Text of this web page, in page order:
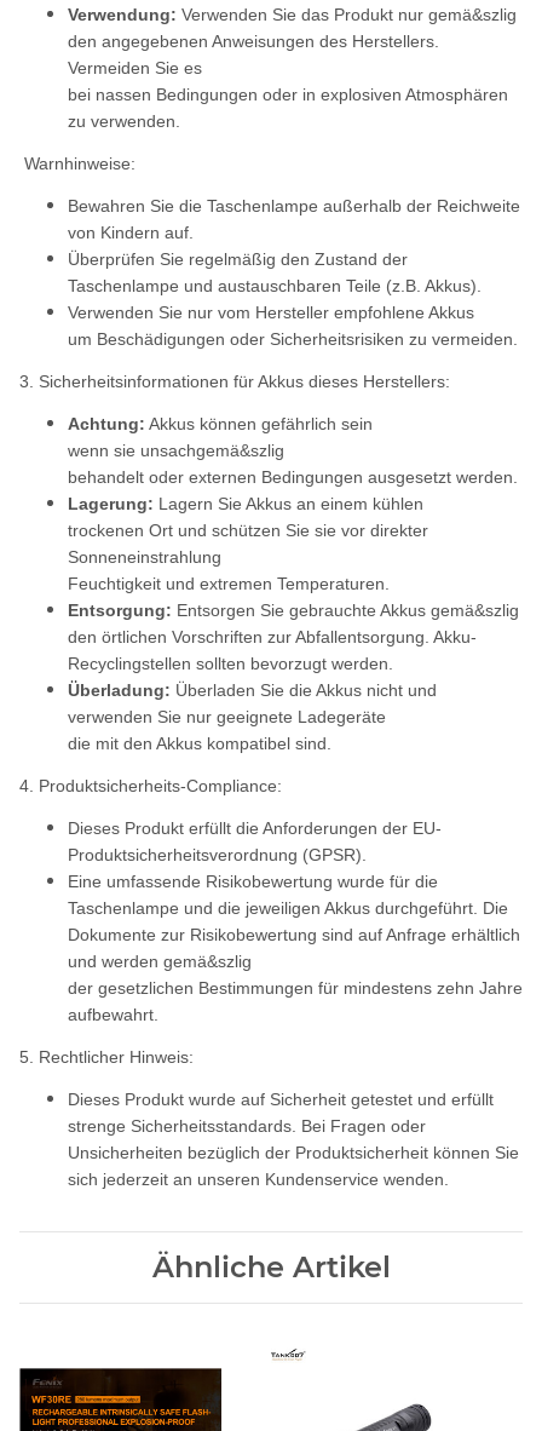
Verwendung: Verwenden Sie das Produkt nur gemä&szlig
den angegebenen Anweisungen des Herstellers.
Vermeiden Sie es
bei nassen Bedingungen oder in explosiven Atmosphären
zu verwenden.
Warnhinweise:
Bewahren Sie die Taschenlampe außerhalb der Reichweite
von Kindern auf.
Überprüfen Sie regelmäßig den Zustand der
Taschenlampe und austauschbaren Teile (z.B. Akkus).
Verwenden Sie nur vom Hersteller empfohlene Akkus
um Beschädigungen oder Sicherheitsrisiken zu vermeiden.
3. Sicherheitsinformationen für Akkus dieses Herstellers:
Achtung: Akkus können gefährlich sein
wenn sie unsachgemä&szlig
behandelt oder externen Bedingungen ausgesetzt werden.
Lagerung: Lagern Sie Akkus an einem kühlen
trockenen Ort und schützen Sie sie vor direkter
Sonneneinstrahlung
Feuchtigkeit und extremen Temperaturen.
Entsorgung: Entsorgen Sie gebrauchte Akkus gemä&szlig
den örtlichen Vorschriften zur Abfallentsorgung. Akku-
Recyclingstellen sollten bevorzugt werden.
Überladung: Überladen Sie die Akkus nicht und
verwenden Sie nur geeignete Ladegeräte
die mit den Akkus kompatibel sind.
4. Produktsicherheits-Compliance:
Dieses Produkt erfüllt die Anforderungen der EU-
Produktsicherheitsverordnung (GPSR).
Eine umfassende Risikobewertung wurde für die
Taschenlampe und die jeweiligen Akkus durchgeführt. Die
Dokumente zur Risikobewertung sind auf Anfrage erhältlich
und werden gemä&szlig
der gesetzlichen Bestimmungen für mindestens zehn Jahre
aufbewahrt.
5. Rechtlicher Hinweis:
Dieses Produkt wurde auf Sicherheit getestet und erfüllt
strenge Sicherheitsstandards. Bei Fragen oder
Unsicherheiten bezüglich der Produktsicherheit können Sie
sich jederzeit an unseren Kundenservice wenden.
Ähnliche Artikel